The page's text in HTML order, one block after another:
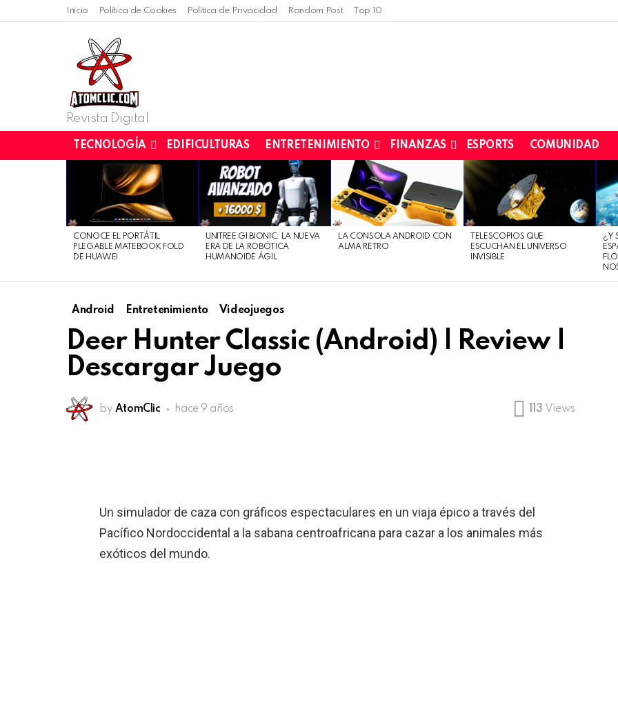
Inicio Política de Cookies Política de Privacidad Random Post Top 10
Revista Digital
TECNOLOGÍA EDIFICULTURAS ENTRETENIMIENTO FINANZAS ESPORTS COMUNIDAD
STORIES
CONOCE EL PORTÁTIL
PLEGABLE MATEBOOK FOLD
DE HUAWEI
UNITREE G1 BIONIC: LA NUEVA
ERA DE LA ROBÓTICA
HUMANOIDE ÁGIL
LA CONSOLA ANDROID CON
ALMA RETRO
TELESCOPIOS QUE
ESCUCHAN EL UNIVERSO
INVISIBLE
¿Y
Android Entretenimiento Videojuegos
Deer Hunter Classic (Android) | Review |
Descargar Juego
by AtomClic hace 9 años 113 Views
Un simulador de caza con gráficos espectaculares en un viaja épico a través del
Pacífico Nordoccidental a la sabana centroafricana para cazar a los animales más
exóticos del mundo.